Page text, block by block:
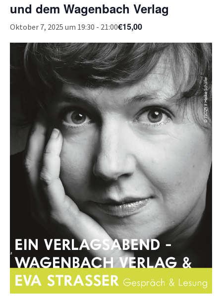
und dem Wagenbach Verlag
Oktober 7, 2025 um 19:30 - 21:00€15,00